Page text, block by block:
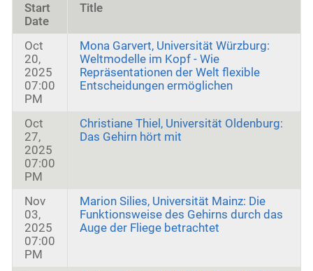
Start
Date
Title
Oct
20,
2025
07:00
PM
Mona Garvert, Universität Würzburg:
Weltmodelle im Kopf - Wie
Repräsentationen der Welt flexible
Entscheidungen ermöglichen
Oct
27,
2025
07:00
PM
Christiane Thiel, Universität Oldenburg:
Das Gehirn hört mit
Nov
03,
2025
07:00
PM
Marion Silies, Universität Mainz: Die
Funktionsweise des Gehirns durch das
Auge der Fliege betrachtet